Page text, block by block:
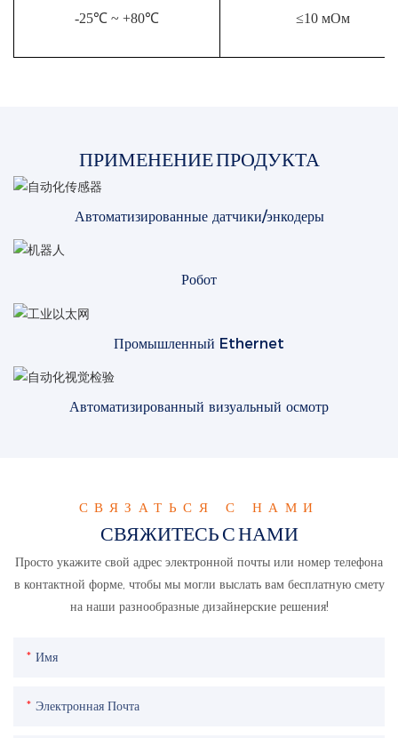
-25℃ ~ +80℃ ≤10 мОм
ПРИМЕНЕНИЕ ПРОДУКТА
Автоматизированные датчики/энкодеры
Робот
Промышленный Ethernet
Автоматизированный визуальный осмотр
СВЯЗАТЬСЯ С НАМИ
СВЯЖИТЕСЬ С НАМИ
Просто укажите свой адрес электронной почты или номер телефона
в контактной форме, чтобы мы могли выслать вам бесплатную смету
на наши разнообразные дизайнерские решения!
Имя
Электронная Почта